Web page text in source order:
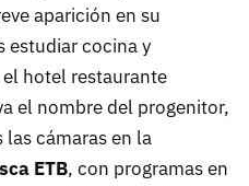
aparición en su
estudiar cocina y
hotel restaurante
el nombre del progenitor,
cámaras en la
ETB, con programas en